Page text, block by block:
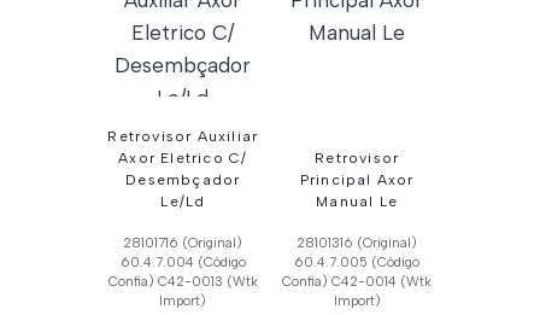
Retrovisor Auxiliar
Axor Eletrico C/
Desembçador
Le/Ld
28101716 (Original)
60.4.7.004 (Código
Confia) C42-0013 (Wtk
Import)
Retrovisor
Principal Axor
Manual Le
28101316 (Original)
60.4.7.005 (Código
Confia) C42-0014 (Wtk
Import)